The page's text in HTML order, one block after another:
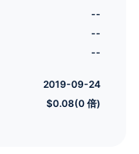
--
--
--
2019-09-24
$0.08(0 倍)